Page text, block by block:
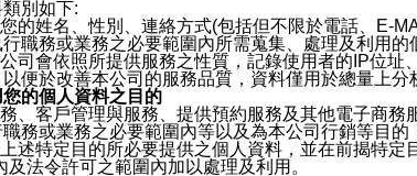
別如下:
的姓名、性別、連絡方式(包括但不限於電話、E-
職務或業務之必要範圍內所需蒐集、處理及利用的
司會依照所提供服務之性質，記錄使用者的IP位
便於改善本公司的服務品質，資料僅用於總量上分
的個人資料之目的
、客戶管理與服務、提供預約服務及其他電子商
務或業務之必要範圍內等以及為本公司行銷等目
述特定目的所必要提供之個人資料，並在前揭特
法令許可之範圍內加以處理及利用。